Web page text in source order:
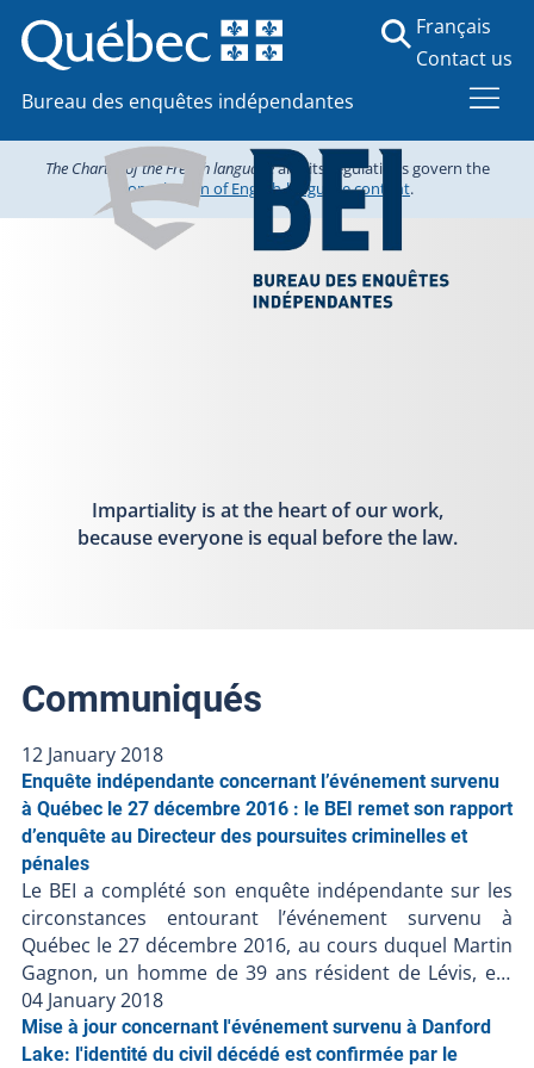
Bureau des enquêtes indépendantes
Français
Contact us
The Charter of the French languageand its regulations govern the
consultation of English-language content.
Impartiality is at the heart of our work,
because everyone is equal before the law.
Communiqués
12 January 2018
Enquête indépendante concernant l’événement survenu
à Québec le 27 décembre 2016 : le BEI remet son rapport
d’enquête au Directeur des poursuites criminelles et
pénales
Le BEI a complété son enquête indépendante sur les
circonstances entourant l’événement survenu à
Québec le 27 décembre 2016, au cours duquel Martin
Gagnon, un homme de 39 ans résident de Lévis, est
décédé. L’enquête démontre les faits suivants : À 1h43
dans la nuit du 27 décembre, un appel est logé au
Service de police de la Ville de Lévis (SPVL) concernant
04 January 2018
Mise à jour concernant l'événement survenu à Danford
Lake: l'identité du civil décédé est confirmée par le